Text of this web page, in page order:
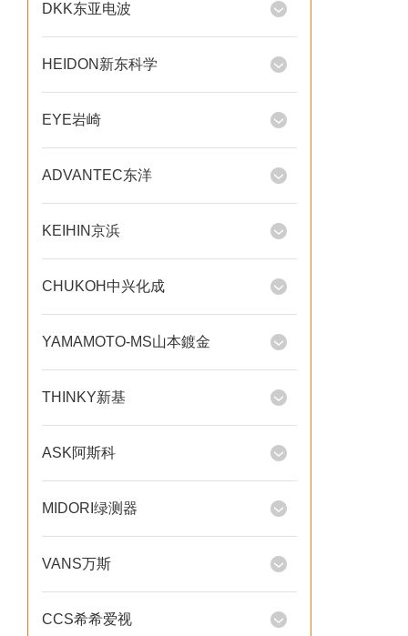
DKK东亚电波
HEIDON新东科学
EYE岩崎
ADVANTEC东洋
KEIHIN京浜
CHUKOH中兴化成
YAMAMOTO-MS山本鍍金
THINKY新基
ASK阿斯科
MIDORI绿测器
VANS万斯
CCS希希爱视